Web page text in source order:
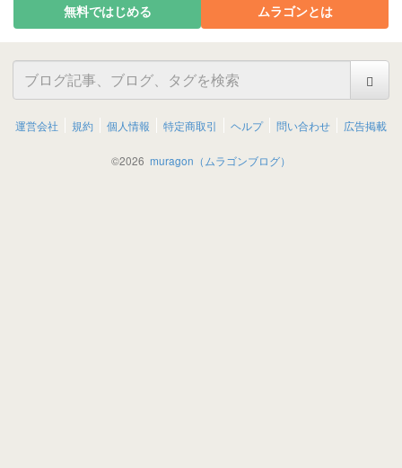
無料ではじめる ムラゴンとは
運営会社 規約 個人情報 特定商取引 ヘルプ 問い合わせ 広告掲載
©2026 muragon（ムラゴンブログ）